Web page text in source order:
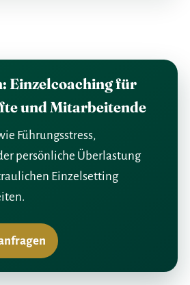
Einzelcoaching für
und Mitarbeitende
Führungsstress,
persönliche Überlastung
Einzelsetting